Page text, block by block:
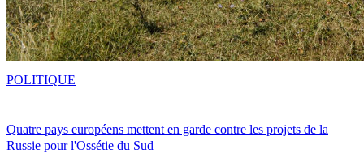
Quatre pays européens mettent en garde contre les projets de la
Russie pour l'Ossétie du Sud
POLITIQUE